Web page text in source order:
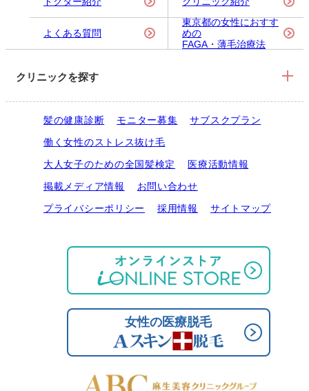
よくある質問
東京都の女性におすす
めの
FAGA・薄毛治療法
クリニックを探す
髪の健康診断 モニター募集
サブスクプラン
働く女性のストレス抜け毛
大人女子のための全国髪検定
医療活動情報
掲載メディア情報
お問い合わせ
プライバシーポリシー
採用情報 サイトマップ